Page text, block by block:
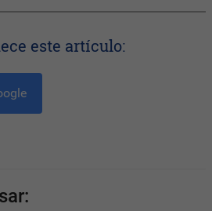
este artículo: